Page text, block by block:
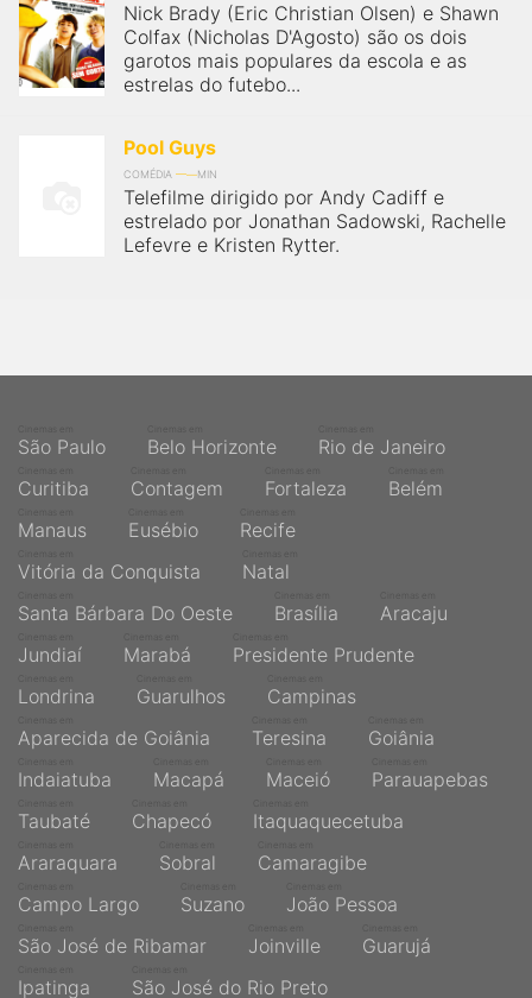
Nick Brady (Eric Christian Olsen) e Shawn
Colfax (Nicholas D'Agosto) são os dois
garotos mais populares da escola e as
estrelas do futebo...
Pool Guys
COMÉDIA MIN
Telefilme dirigido por Andy Cadiff e
estrelado por Jonathan Sadowski, Rachelle
Lefevre e Kristen Rytter.
São Paulo Belo Horizonte Rio de Janeiro
Curitiba Contagem Fortaleza Belém
Manaus Eusébio Recife
Vitória da Conquista Natal
Santa Bárbara Do Oeste Brasília Aracaju
Jundiaí Marabá Presidente Prudente
Londrina Guarulhos Campinas
Aparecida de Goiânia Teresina Goiânia
Indaiatuba Macapá Maceió Parauapebas
Taubaté Chapecó Itaquaquecetuba
Araraquara Sobral Camaragibe
Campo Largo Suzano João Pessoa
São José de Ribamar Joinville Guarujá
Ipatinga São José do Rio Preto